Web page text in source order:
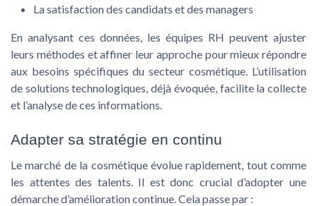
La satisfaction des candidats et des managers
En analysant ces données, les équipes RH peuvent ajuster
leurs méthodes et affiner leur approche pour mieux répondre
aux besoins spécifiques du secteur cosmétique. L’utilisation
de solutions technologiques, déjà évoquée, facilite la collecte
et l’analyse de ces informations.
Adapter sa stratégie en continu
Le marché de la cosmétique évolue rapidement, tout comme
les attentes des talents. Il est donc crucial d’adopter une
démarche d’amélioration continue. Cela passe par :